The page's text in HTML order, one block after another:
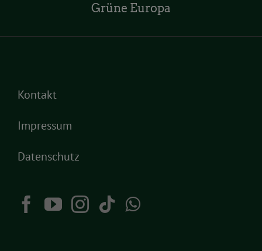
Grüne Europa
Kontakt
Impressum
Datenschutz